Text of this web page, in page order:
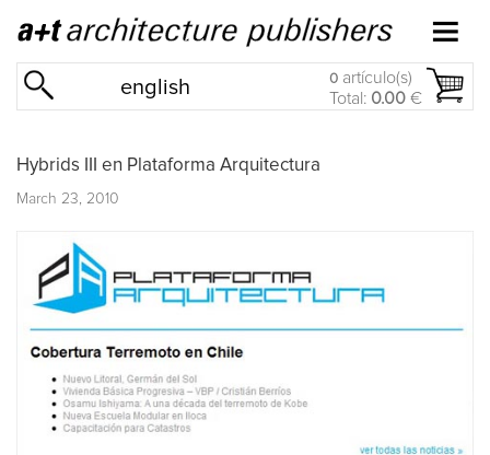
english 0 artículo(s)
Total: 0.00 €
Hybrids III en Plataforma Arquitectura
March 23, 2010